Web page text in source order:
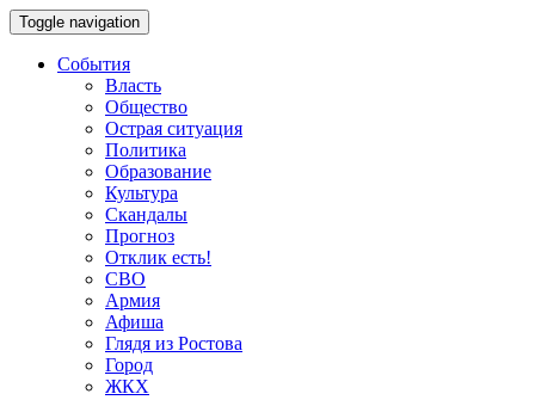
Toggle navigation
События
Власть
Общество
Острая ситуация
Политика
Образование
Культура
Скандалы
Прогноз
Отклик есть!
СВО
Армия
Афиша
Глядя из Ростова
Город
ЖКХ